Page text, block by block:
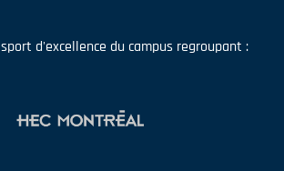
d'excellence du campus regroupant :